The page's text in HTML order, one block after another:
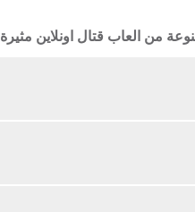
من العاب قتال اونلاين مثيرة